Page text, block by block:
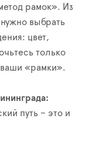
рамок». Из
выбрать
цвет,
только
ваши «рамки».
путь – это и